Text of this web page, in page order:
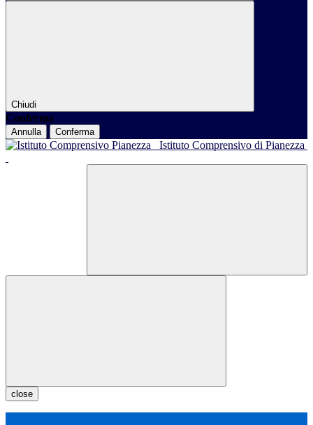
Chiudi
Conferma
Annulla Conferma
Istituto Comprensivo di Pianezza
close